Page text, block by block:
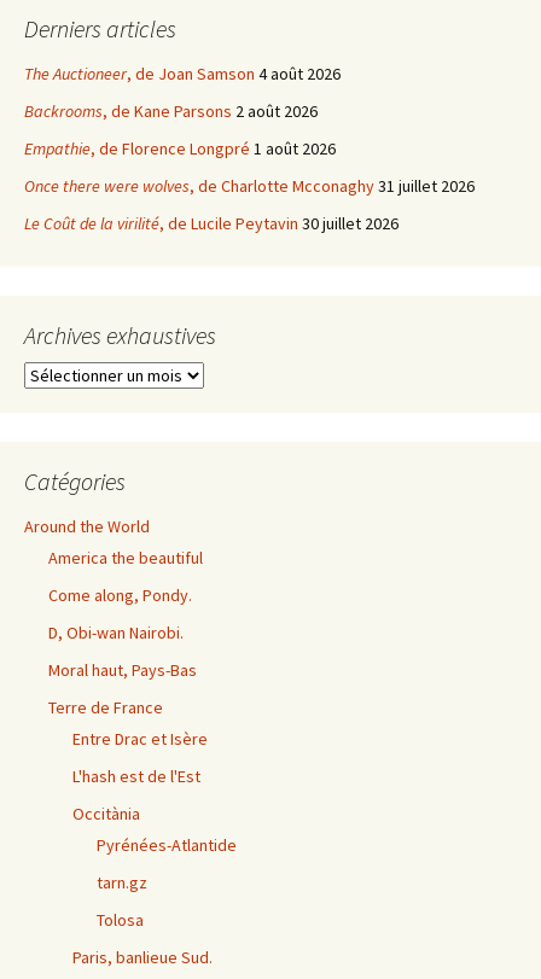
Derniers articles
The Auctioneer, de Joan Samson 4 août 2026
Backrooms, de Kane Parsons 2 août 2026
Empathie, de Florence Longpré 1 août 2026
Once there were wolves, de Charlotte Mcconaghy31 juillet 2026
Le Coût de la virilité, de Lucile Peytavin 30 juillet 2026
Archives exhaustives
Archives
Catégories
Around the World
America the beautiful
Come along, Pondy.
D, Obi-wan Nairobi.
Moral haut, Pays-Bas
Terre de France
Entre Drac et Isère
L'hash est de l'Est
Occitània
Pyrénées-Atlantide
tarn.gz
Tolosa
Paris, banlieue Sud.